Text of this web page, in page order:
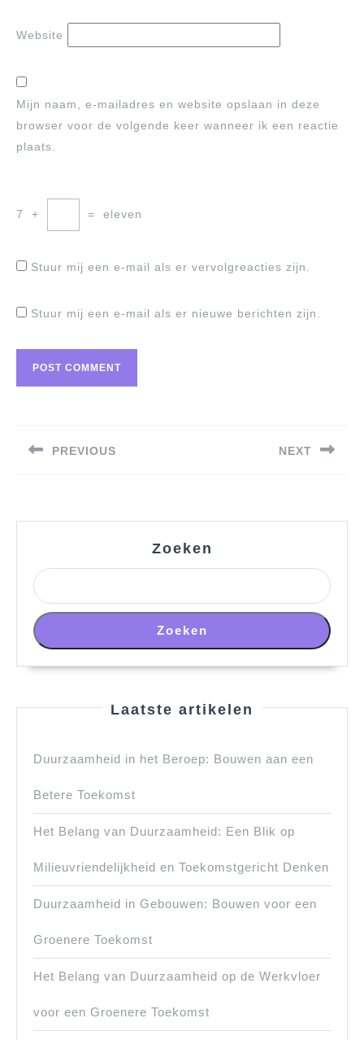
Website
Mijn naam, e-mailadres en website opslaan in deze
browser voor de volgende keer wanneer ik een reactie
plaats.
7 + = eleven
Stuur mij een e-mail als er vervolgreacties zijn.
Stuur mij een e-mail als er nieuwe berichten zijn.
PREVIOUS NEXT
Zoeken
Zoeken
Laatste artikelen
Duurzaamheid in het Beroep: Bouwen aan een
Betere Toekomst
Het Belang van Duurzaamheid: Een Blik op
Milieuvriendelijkheid en Toekomstgericht Denken
Duurzaamheid in Gebouwen: Bouwen voor een
Groenere Toekomst
Het Belang van Duurzaamheid op de Werkvloer
voor een Groenere Toekomst